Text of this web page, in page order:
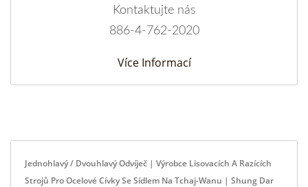
Kontaktujte nás
886-4-762-2020
Více Informací
Jednohlavý / Dvouhlavý Odvíječ | Výrobce Lisovacích A Razících
Strojů Pro Ocelové Cívky Se Sídlem Na Tchaj-Wanu | Shung Dar